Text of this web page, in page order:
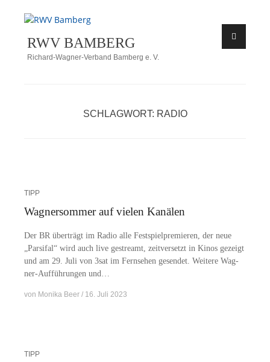
Zum
springen
RWV BAMBERG
Richard-Wagner-Verband Bamberg e. V.
SCHLAGWORT: RADIO
TIPP
Wagnersommer auf vielen Kanälen
Der BR über­trägt im Ra­dio alle Fest­spiel­pre­mie­ren, der neue
„Par­si­fal“ wird auch live ge­streamt, zeit­ver­setzt in Ki­nos ge­zeigt
und am 29. Juli von 3sat im Fern­se­hen ge­sen­det. Wei­te­re Wa­g­­
ner-Auf­­­füh­run­­gen und…
von Monika Beer 16. Juli 2023
TIPP